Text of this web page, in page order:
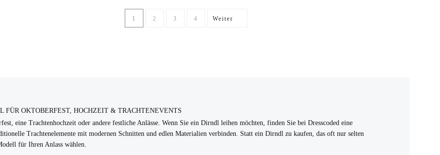
1 2 3 4 Weiter
OKTOBERFEST, HOCHZEIT & TRACHTENEVENTS
eine Trachtenhochzeit oder andere festliche Anlässe. Wenn Sie ein Dirndl leihen möchten, finden Sie bei Dresscoded eine
Trachtenelemente mit modernen Schnitten und edlen Materialien verbinden. Statt ein Dirndl zu kaufen, das oft nur selten
für Ihren Anlass wählen.